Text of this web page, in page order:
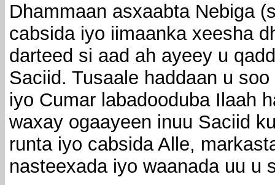
Dhammaan asxaabta Nebiga
cabsida iyo iimaanka xeesha
darteed si aad ah ayeey u
Saciid. Tusaale haddaan u
iyo Cumar labadooduba Ilaah
waxay ogaayeen inuu Saciid
runta iyo cabsida Alle,
nasteexada iyo waanada uu u